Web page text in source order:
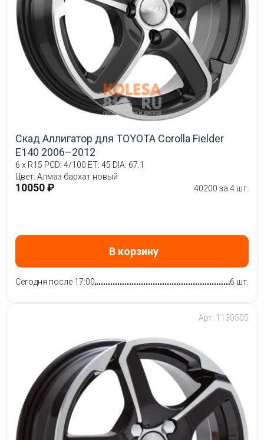
Скад Аллигатор для TOYOTA Corolla Fielder
E140 2006–2012
6 x R15 PCD: 4/100 ET: 45 DIA: 67.1
Цвет: Алмаз бархат новый
10050 ₽ 40200 за 4 шт.
В корзину
Сегодня после 17:00 6 шт.
Арт: 1130505